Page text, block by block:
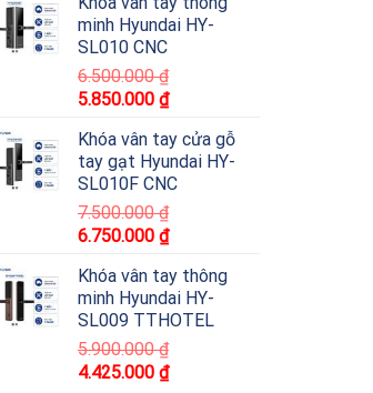
minh Hyundai HY-
SL010 CNC
6.500.000₫
5.850.000 ₫
Khóa vân tay cửa gỗ
tay gạt Hyundai HY-
SL010F CNC
7.500.000₫
6.750.000 ₫
Khóa vân tay thông
minh Hyundai HY-
SL009 TTHOTEL
5.900.000₫
4.425.000 ₫